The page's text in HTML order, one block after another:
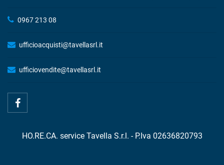
0967 213 08
ufficioacquisti@tavellasrl.it
ufficiovendite@tavellasrl.it
HO.RE.CA. service Tavella S.r.l. - P.Iva 02636820793